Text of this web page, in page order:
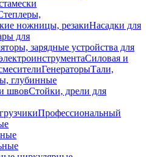
ножницы, резакиНасадки для
для
зарядные устройства для
Силовая и
ГенераторыТали,
глубинные
швовСтойки, дрели для
Профессиональный